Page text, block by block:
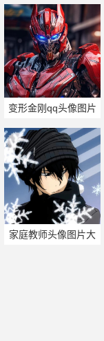
变形金刚qq头像图片
家庭教师头像图片大